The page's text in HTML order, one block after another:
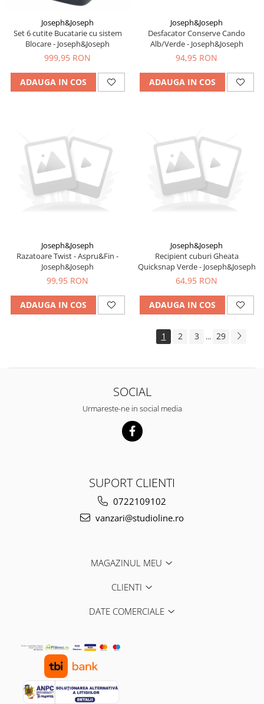
Joseph&Joseph
Set 6 cutite Bucatarie cu sistem
Blocare - Joseph&Joseph
999,95 RON
ADAUGA IN COS
Joseph&Joseph
Desfacator Conserve Cando
Alb/Verde - Joseph&Joseph
94,95 RON
ADAUGA IN COS
Joseph&Joseph
Razatoare Twist - Aspru&Fin -
Joseph&Joseph
99,95 RON
ADAUGA IN COS
Joseph&Joseph
Recipient cuburi Gheata
Quicksnap Verde - Joseph&Joseph
64,95 RON
ADAUGA IN COS
1 2 3 ... 29
SOCIAL
Urmareste-ne in social media
SUPORT CLIENTI
0722109102
vanzari@studioline.ro
MAGAZINUL MEU
CLIENTI
DATE COMERCIALE